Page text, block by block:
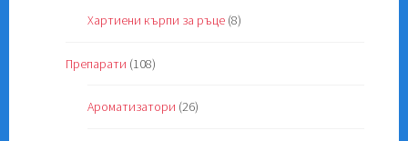
Хартиени кърпи за ръце (8)
Препарати (108)
Ароматизатори (26)